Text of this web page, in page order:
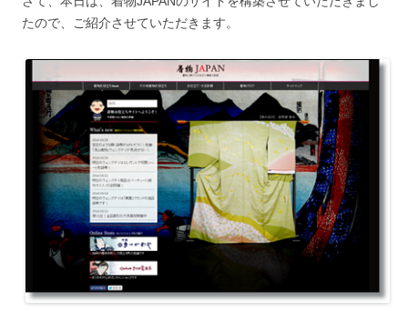
たので、ご紹介させていただきます。